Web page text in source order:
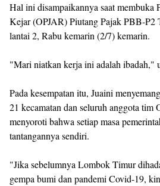
Hal ini disampaikannya saat membuka
Kejar (OPJAR) Piutang Pajak PBB-P2
lantai 2, Rabu kemarin (2/7) kemarin.
"Mari niatkan kerja ini adalah ibadah,"
Pada kesempatan itu, Juaini
21 kecamatan dan seluruh anggota tim
menyoroti bahwa setiap masa
tantangannya sendiri.
"Jika sebelumnya Lombok Timur
gempa bumi dan pandemi Covid-19,